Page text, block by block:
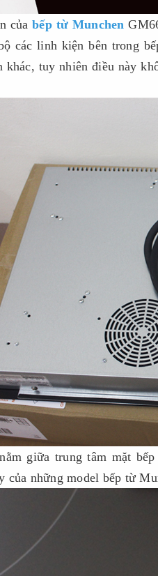
củabếp từ Munchen
các linh kiện bên trong
khác, tuy nhiên điều này
giữa trung tâm mặt
của những model bếp từ